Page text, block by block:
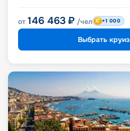
от 146 463 ₽ /чел +1 000
Выбрать круиз